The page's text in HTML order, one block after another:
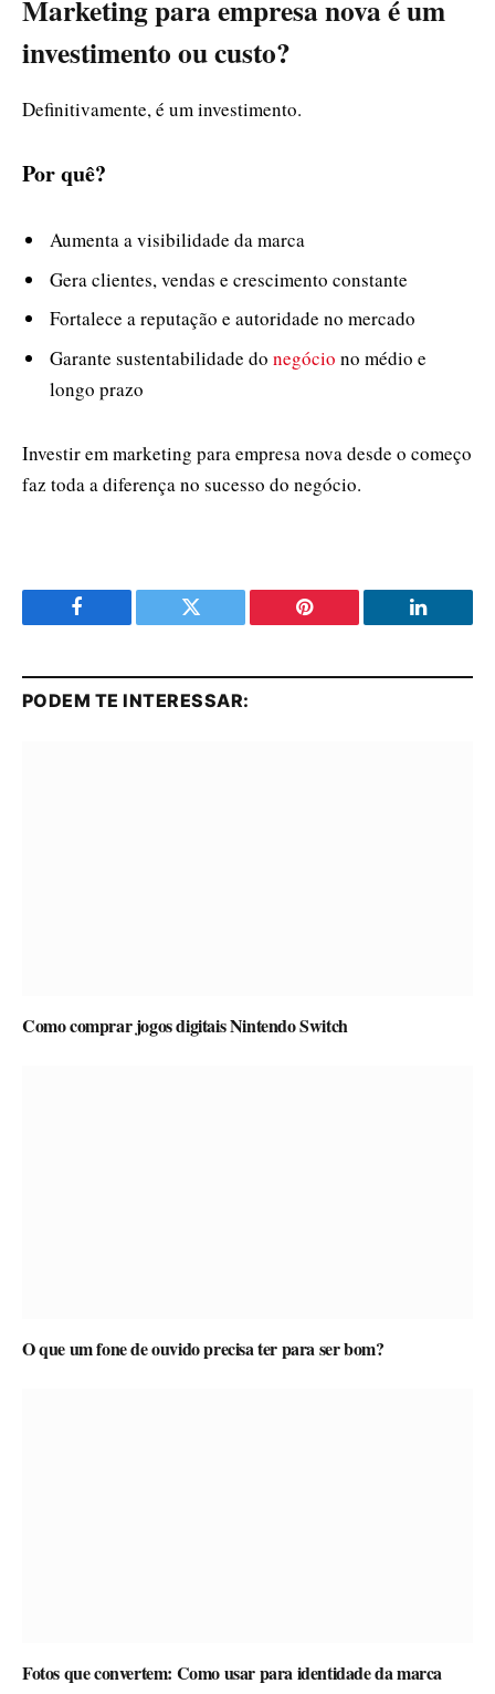
Marketing para empresa nova é um
investimento ou custo?
Definitivamente, é um investimento.
Por quê?
Aumenta a visibilidade da marca
Gera clientes, vendas e crescimento constante
Fortalece a reputação e autoridade no mercado
Garante sustentabilidade do negócio no médio e
longo prazo
Investir em marketing para empresa nova desde o começo
faz toda a diferença no sucesso do negócio.
Facebook Twitter Pinterest LinkedIn
PODEM TE INTERESSAR:
Como comprar jogos digitais Nintendo Switch
O que um fone de ouvido precisa ter para ser bom?
Fotos que convertem: Como usar para identidade da marca